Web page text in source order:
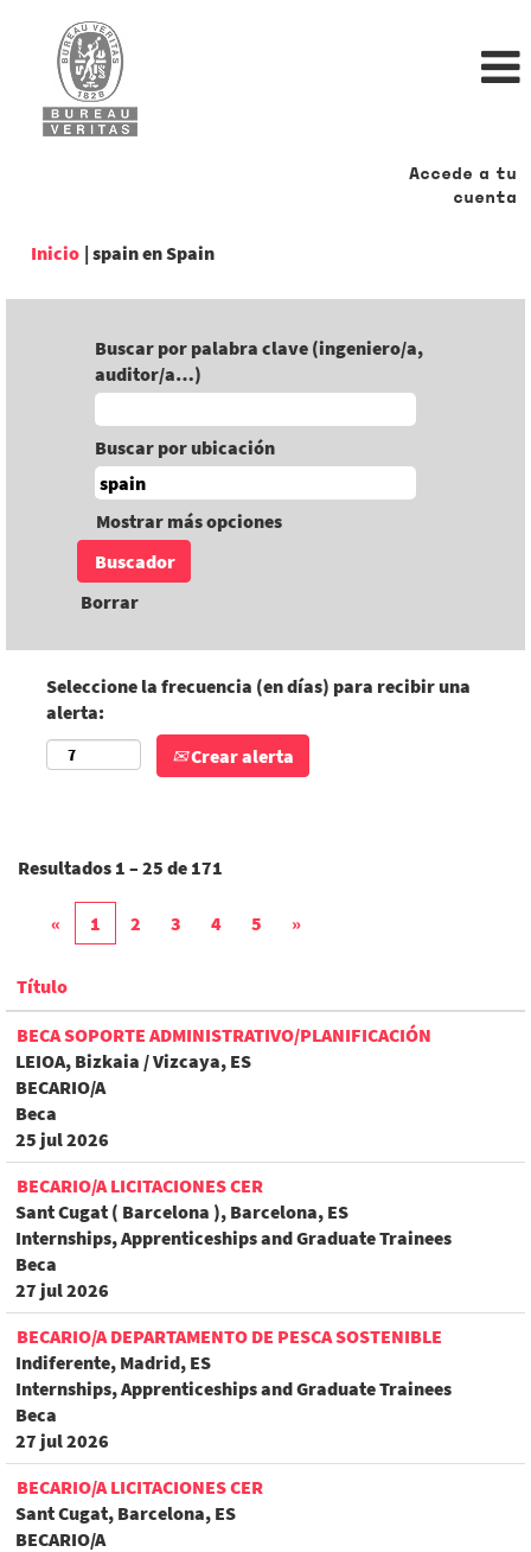
Accede a tu
cuenta
Inicio | spain en Spain(página
Buscar por palabra clave (ingeniero/a,
auditor/a…)
Buscar por ubicación
Mostrar más opciones
Borrar
Seleccione la frecuencia (en días) para recibir una
alerta:
Crear alerta
Resultados 1 – 25 de 171
« 1 2 3 4 5 »
Título
BECA SOPORTE ADMINISTRATIVO/PLANIFICACIÓN
LEIOA, Bizkaia / Vizcaya, ES
BECARIO/A
Beca
25 jul 2026
BECARIO/A LICITACIONES CER
Sant Cugat ( Barcelona ), Barcelona, ES
Internships, Apprenticeships and Graduate Trainees
Beca
27 jul 2026
BECARIO/A DEPARTAMENTO DE PESCA SOSTENIBLE
Indiferente, Madrid, ES
Internships, Apprenticeships and Graduate Trainees
Beca
27 jul 2026
BECARIO/A LICITACIONES CER
Sant Cugat, Barcelona, ES
BECARIO/A